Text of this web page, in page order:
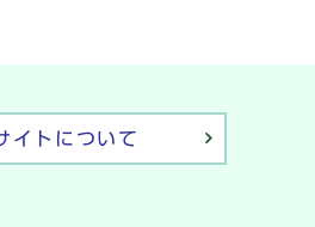
イトについて